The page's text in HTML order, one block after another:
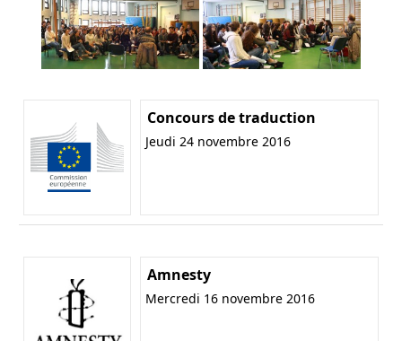
Concours de traduction
Jeudi 24 novembre 2016
Amnesty
Mercredi 16 novembre 2016